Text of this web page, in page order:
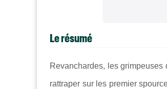
Le résumé
Revanchardes, les
rattraper sur les premier